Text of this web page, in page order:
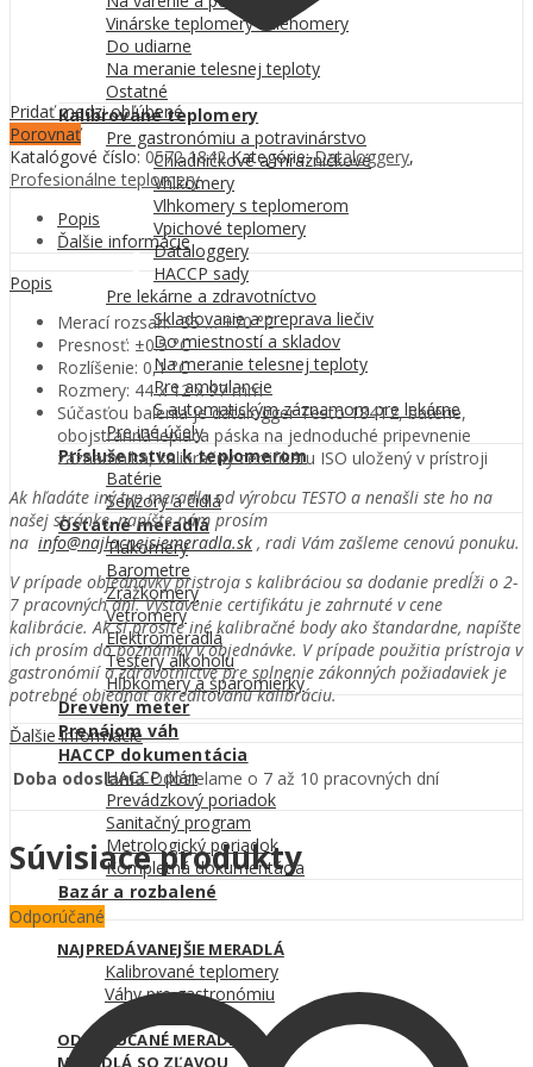
Vinárske teplomery a liehomery
Do udiarne
Na meranie telesnej teploty
Ostatné
Kalibrované teplomery
Pre gastronómiu a potravinárstvo
Chladničkové a mrazničkové
Vhlkomery
Vlhkomery s teplomerom
Vpichové teplomery
Dataloggery
HACCP sady
Pre lekárne a zdravotníctvo
Skladovanie a preprava liečiv
Do miestností a skladov
Na meranie telesnej teploty
Pre ambulancie
S automatickým záznamom pre lekárne
Pre iné účely
Príslušenstvo k teplomerom
Batérie
Senzory a čidlá
Ostatné meradlá
Tlakomery
Barometre
Zrážkomery
Vetromery
Elektromeradlá
Testery alkoholu
Hĺbkomery a špáromierky
Drevený meter
Prenájom váh
HACCP dokumentácia
HACCP plán
Prevádzkový poriadok
Sanitačný program
Metrologický poriadok
Kompletná dokumentácia
Bazár a rozbalené
NAJPREDÁVANEJŠIE MERADLÁ
Kalibrované teplomery
Váhy pre gastronómiu
Obchodné váhy
ODPORÚČANÉ MERADLÁ
MERADLÁ SO ZĽAVOU
Pridať medzi obľúbené
Porovnať
Katalógové číslo:0572 1842 Kategórie:Dataloggery,
Profesionálne teplomery
Popis
Ďalšie informácie
Popis
Merací rozsah: -35 … +70 °C
Presnosť: ±0.5 °C
Rozlíšenie: 0,1 °C
Rozmery: 44 x 12 x 97 mm
Súčasťou balenia je datalogger Testo 184T2, batérie,
obojstranná lepiaca páska na jednoduché pripevnenie
záznamníka, kalibračný certifikátu ISO uložený v prístroji
Ak hľadáte iný typ meradla od výrobcu TESTO a nenašli ste ho na
našej stránke, napíšte nám prosím
na info@najlacnejsiemeradla.sk , radi Vám zašleme cenovú ponuku.
V prípade objednávky pristroja s kalibráciou sa dodanie predĺži o 2-
7 pracovných dní. Vystavenie certifikátu je zahrnuté v cene
kalibrácie. Ak si prosíte iné kalibračné body ako štandardne, napíšte
ich prosím do poznámky v objednávke. V prípade použitia prístroja v
gastronómií a zdravotníctve pre splnenie zákonných požiadaviek je
potrebné objednať akreditovanú kalibráciu.
Ďalšie informácie
Doba odoslania Odosielame o 7 až 10 pracovných dní
Súvisiace produkty
Odporúčané